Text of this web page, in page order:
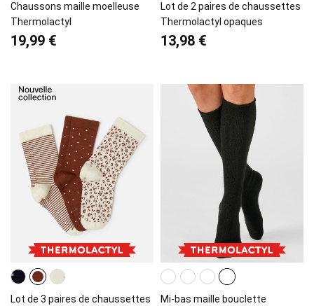
Chaussons maille moelleuse
Thermolactyl
19,99 €
Lot de 2 paires de chaussettes
Thermolactyl opaques
13,98 €
Lot de 3 paires de chaussettes
Mi-bas maille bouclette